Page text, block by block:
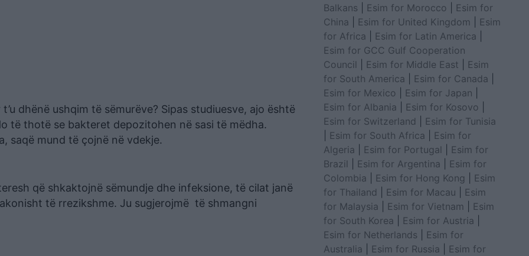
dhënë ushqim të sëmurëve? Sipas studiuesve, ajo është
të thotë se bakteret depozitohen në sasi të mëdha.
saqë mund të çojnë në vdekje.
që shkaktojnë sëmundje dhe infeksione, të cilat janë
të rrezikshme. Ju sugjerojmë të shmangni
Balkans
Esim for Morocco
Esim for
China
Esim for United Kingdom
Esim
for Africa
Esim for Latin America
Esim for GCC Gulf Cooperation
Council
Esim for Middle East
Esim
for South America
Esim for Canada
Esim for Mexico
Esim for Japan
Esim for Albania
Esim for Kosovo
Esim for Switzerland
Esim for Tunisia
Esim for South Africa
Esim for
Algeria
Esim for Portugal
Esim for
Brazil
Esim for Argentina
Esim for
Colombia
Esim for Hong Kong
Esim
for Thailand
Esim for Macau
Esim
for Malaysia
Esim for Vietnam
Esim
for South Korea
Esim for Austria
Esim for Netherlands
Esim for
Australia
Esim for Russia
Esim for